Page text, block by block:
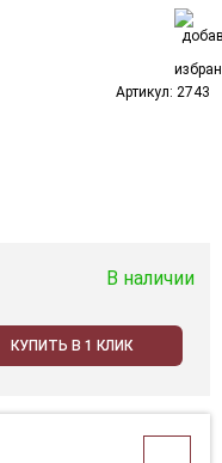
Артикул: 2743
В наличии
КУПИТЬ В 1 КЛИК